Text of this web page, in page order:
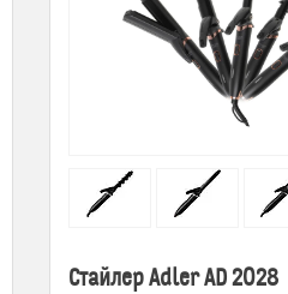
Стайлер Adler AD 2028